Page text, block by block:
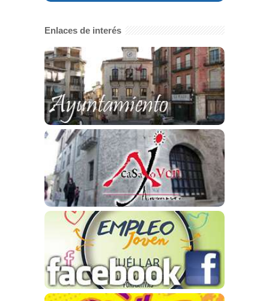
Enlaces de interés